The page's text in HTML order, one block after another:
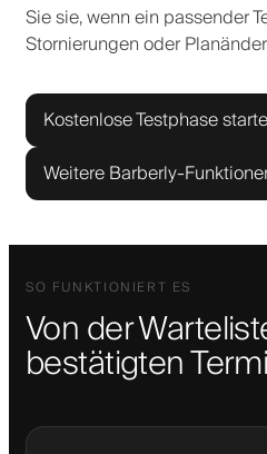
Sie sie, wenn ein passender
Stornierungen oder
Kostenlose Testphase
Weitere Barberly-
SO FUNKTIONIERT ES
Von der
bestätigten